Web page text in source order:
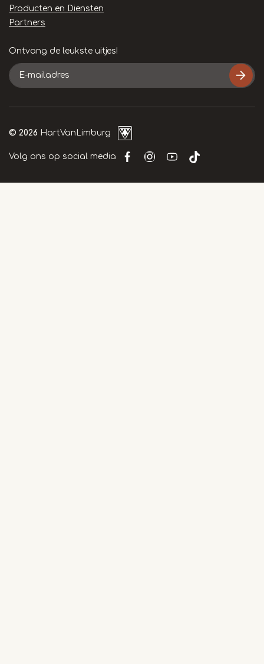
Producten en Diensten
Partners
Ontvang de leukste uitjes!
E-
mailadres
© 2026 HartVanLimburg
Volg ons op social media